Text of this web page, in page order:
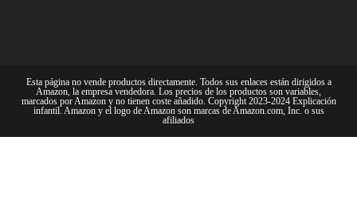
Esta página no vende productos directamente. Todos sus enlaces están dirigidos a
Amazon, la empresa vendedora. Los precios de los productos son variables,
marcados por Amazon y no tienen coste añadido. Copyright 2023-2024 Explicación
infantil. Amazon y el logo de Amazon son marcas de Amazon.com, Inc. o sus
afiliados